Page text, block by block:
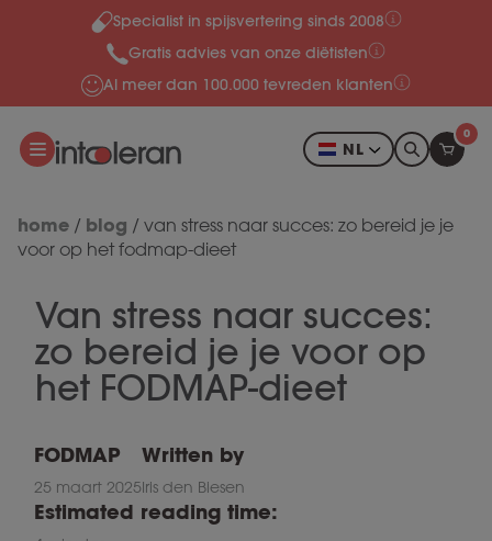
Meteen naar de content
Specialist in spijsvertering sinds 2008
Gratis advies van onze diëtisten
Al meer dan 100.000 tevreden klanten
NL
0
home / blog / van stress naar succes: zo bereid je je
voor op het fodmap-dieet
Van stress naar succes:
zo bereid je je voor op
het FODMAP-dieet
FODMAP
25 maart 2025
Written by
Iris den Biesen
Estimated reading time: